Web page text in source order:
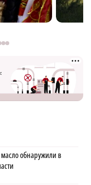
обнаружили в